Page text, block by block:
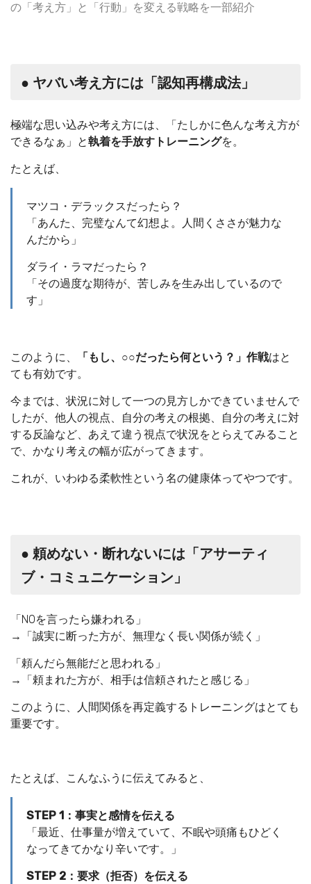
の「考え方」と「行動」を変える戦略を一部紹介
● ヤバい考え方には「認知再構成法」
極端な思い込みや考え方には、「たしかに色んな考え方が
できるなぁ」と執着を手放すトレーニングを。
たとえば、
マツコ・デラックスだったら？
「あんた、完璧なんて幻想よ。人間くささが魅力な
んだから」
ダライ・ラマだったら？
「その過度な期待が、苦しみを生み出しているので
す」
このように、 「もし、○○だったら何という？」作戦はと
ても有効です。
今までは、状況に対して一つの見方しかできていませんで
したが、他人の視点、自分の考えの根拠、自分の考えに対
する反論など、あえて違う視点で状況をとらえてみること
で、かなり考えの幅が広がってきます。
これが、いわゆる柔軟性という名の健康体ってやつです。
● 頼めない・断れないには「アサーティ
ブ・コミュニケーション」
「NOを言ったら嫌われる」
→「誠実に断った方が、無理なく長い関係が続く」
「頼んだら無能だと思われる」
→「頼まれた方が、相手は信頼されたと感じる」
このように、人間関係を再定義するトレーニングはとても
重要です。
たとえば、こんなふうに伝えてみると、
STEP 1：事実と感情を伝える
「最近、仕事量が増えていて、不眠や頭痛もひどく
なってきてかなり辛いです。」
STEP 2：要求（拒否）を伝える